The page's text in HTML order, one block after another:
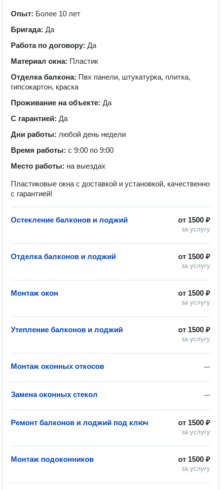
Опыт: Более 10 лет
Бригада: Да
Работа по договору: Да
Материал окна: Пластик
Отделка балкона: Пвх панели, штукатурка, плитка,
гипсокартон, краска
Проживание на объекте: Да
С гарантией: Да
Дни работы: любой день недели
Время работы: с 9:00 по 9:00
Место работы: на выездах
Пластиковые окна с доставкой и установкой, качественно
с гарантией!
от 1500 ₽
за услугу
Остекление балконов и лоджий
от 1500 ₽
за услугу
Отделка балконов и лоджий
от 1500 ₽
за услугу
Монтаж окон
от 1500 ₽
за услугу
Утепление балконов и лоджий
—
Монтаж оконных откосов
—
Замена оконных стекол
от 1500 ₽
за услугу
Ремонт балконов и лоджий под ключ
от 1500 ₽
за услугу
Монтаж подоконников